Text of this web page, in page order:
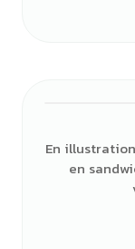
En
en